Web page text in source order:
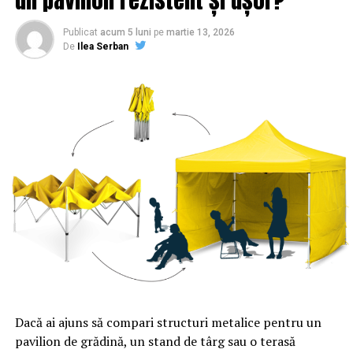
ARTICOLE PE ACEIASI TEMA: PRIMA
URMATORUL
Compania gigant despre care nimeni nu a auzit, dar vrea
toți îl iubim | Sibiul de AZI
S-a aflat ce se va întâmpla cu SALARIILE? Vezi cât o să
câștigi, în funcție de studii și vechime | Sibiul de AZI
Publicat acum 5 luni pe martie 13, 2026
De
Ilea Serban
Dacă ai ajuns să compari structuri metalice pentru un
pavilion de grădină, un stand de târg sau o terasă